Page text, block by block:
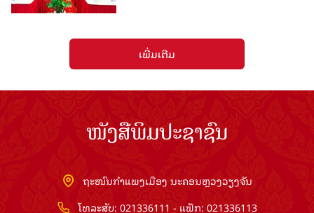
ເພີ່ມເຕີມ
ໜັງສືພິມປະຊາຊົນ
ຖະໜົນກຳແພງເມືອງ ນະຄອນຫຼວງວຽງຈັນ
ໂທລະສັບ: 021336111 - ແຟັກ: 021336113